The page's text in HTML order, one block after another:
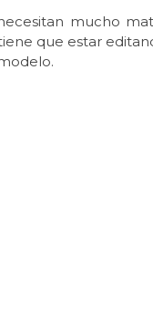
mucho
que estar